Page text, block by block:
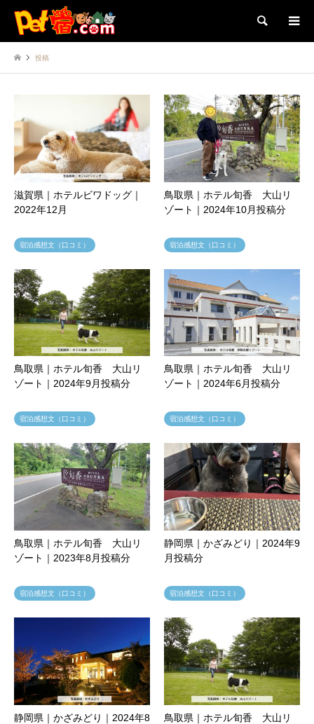
検索
投稿
滋賀県｜ホテルビワドッグ｜
2022年12月
宿泊感想文（口コミ）
鳥取県｜ホテル旬香 大山リ
ゾート｜2024年10月投稿分
宿泊感想文（口コミ）
鳥取県｜ホテル旬香 大山リ
ゾート｜2024年9月投稿分
宿泊感想文（口コミ）
鳥取県｜ホテル旬香 大山リ
ゾート｜2024年6月投稿分
宿泊感想文（口コミ）
鳥取県｜ホテル旬香 大山リ
ゾート｜2023年8月投稿分
宿泊感想文（口コミ）
静岡県｜かざみどり｜2024年9
月投稿分
宿泊感想文（口コミ）
静岡県｜かざみどり｜2024年8
鳥取県｜ホテル旬香 大山リ